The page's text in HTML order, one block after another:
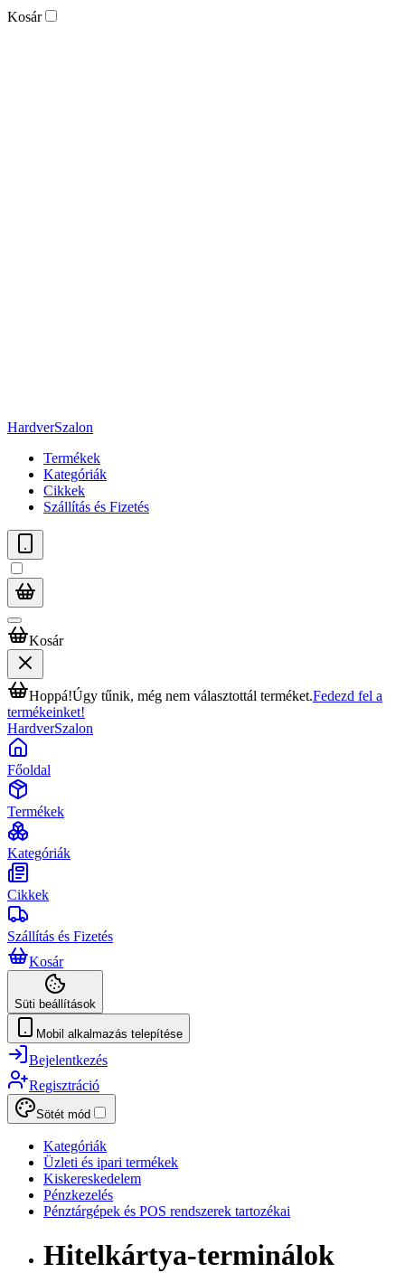
Kosár
HardverSzalon
Termékek
Kategóriák
Cikkek
Szállítás és Fizetés
Kosár
Hoppá!Úgy tűnik, még nem választottál terméket.Fedezd fel a
termékeinket!
HardverSzalon
Főoldal
Termékek
Kategóriák
Cikkek
Szállítás és Fizetés
Kosár
Süti beállítások
Mobil alkalmazás telepítése
Bejelentkezés
Regisztráció
Sötét mód
Kategóriák
Üzleti és ipari termékek
Kiskereskedelem
Pénzkezelés
Pénztárgépek és POS rendszerek tartozékai
Hitelkártya-terminálok